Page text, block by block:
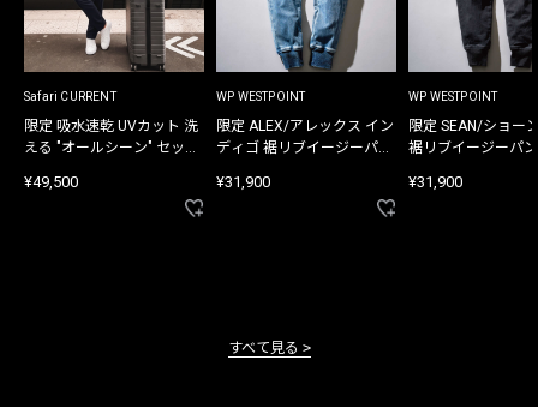
Safari CURRENT
限定 吸水速乾 UVカット 洗
える "オールシーン" セット
¥49,500
WP WESTPOINT
限定 ALEX/アレックス イン
ディゴ 裾リブイージーパン
¥31,900
WP WESTPOINT
限定 SEAN/ショー
裾リブイージーパ
¥31,900
すべて見る